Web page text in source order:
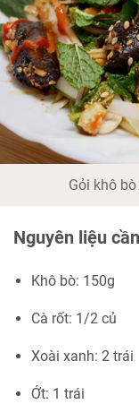
Gỏi khô
Nguyên liệu
Khô bò: 150g
Cà rốt: 1/2 củ
Xoài xanh: 2 trái
Ớt: 1 trái